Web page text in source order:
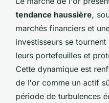
tendance haussière,
marchés financiers et
investisseurs se
leurs portefeuilles et
Cette dynamique est
de l'or comme un actif
période de turbulences